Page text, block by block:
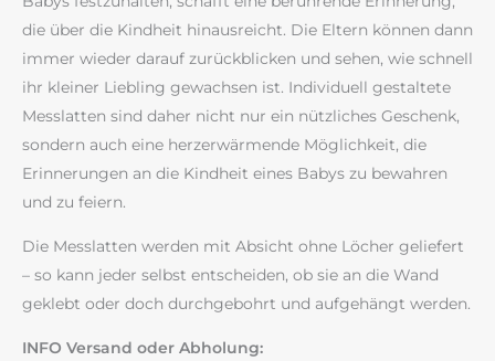
die über die Kindheit hinausreicht. Die Eltern können dann
immer wieder darauf zurückblicken und sehen, wie schnell
ihr kleiner Liebling gewachsen ist. Individuell gestaltete
Messlatten sind daher nicht nur ein nützliches Geschenk,
sondern auch eine herzerwärmende Möglichkeit, die
Erinnerungen an die Kindheit eines Babys zu bewahren
und zu feiern.
Die Messlatten werden mit Absicht ohne Löcher geliefert
– so kann jeder selbst entscheiden, ob sie an die Wand
geklebt oder doch durchgebohrt und aufgehängt werden.
INFO Versand oder Abholung: